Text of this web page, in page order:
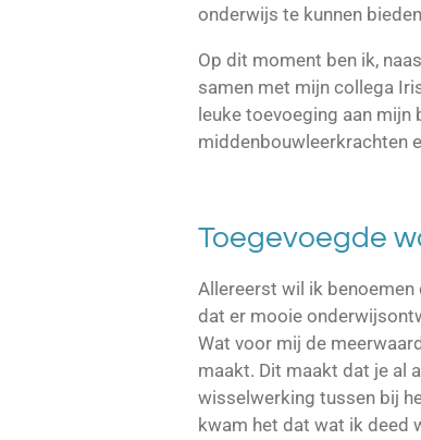
onderwijs te kunnen
Op dit moment ben ik,
samen met mijn collega
leuke toevoeging aan
middenbouwleerkrachten
Toegevoegde
Allereerst wil ik
dat er mooie
Wat voor mij de
maakt. Dit maakt dat je al
wisselwerking tussen bij
kwam het dat wat ik deed